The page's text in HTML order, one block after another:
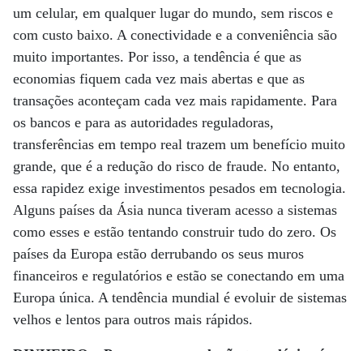
um celular, em qualquer lugar do mundo, sem riscos e
com custo baixo. A conectividade e a conveniência são
muito importantes. Por isso, a tendência é que as
economias fiquem cada vez mais abertas e que as
transações aconteçam cada vez mais rapidamente. Para
os bancos e para as autoridades reguladoras,
transferências em tempo real trazem um benefício muito
grande, que é a redução do risco de fraude. No entanto,
essa rapidez exige investimentos pesados em tecnologia.
Alguns países da Ásia nunca tiveram acesso a sistemas
como esses e estão tentando construir tudo do zero. Os
países da Europa estão derrubando os seus muros
financeiros e regulatórios e estão se conectando em uma
Europa única. A tendência mundial é evoluir de sistemas
velhos e lentos para outros mais rápidos.